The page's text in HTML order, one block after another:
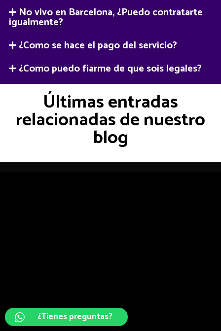
No vivo en Barcelona, ¿Puedo contratarte
igualmente?
¿Como se hace el pago del servicio?
¿Como puedo fiarme de que sois legales?
Últimas entradas
relacionadas de nuestro
blog
¿Tienes preguntas?